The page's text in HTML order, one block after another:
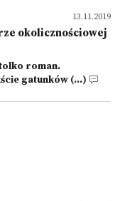
13.11.2019
okolicznościowej
roman.
gatunków (...)